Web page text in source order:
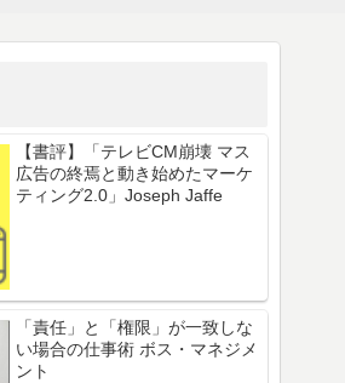
【書評】「テレビCM崩壊 マス
広告の終焉と動き始めたマーケ
ティング2.0」Joseph Jaffe
「責任」と「権限」が一致しな
い場合の仕事術 ボス・マネジメ
ント